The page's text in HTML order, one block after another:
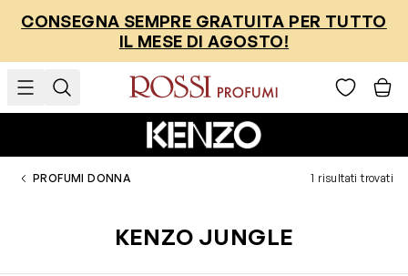
CONSEGNA SEMPRE GRATUITA PER TUTTO
IL MESE DI AGOSTO!
PROFUMI DONNA 1 risultati trovati
KENZO JUNGLE